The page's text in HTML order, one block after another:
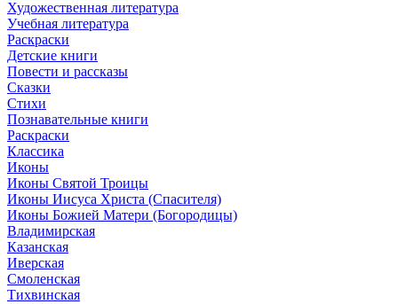
Художественная литература
Учебная литература
Раскраски
Детские книги
Повести и рассказы
Сказки
Стихи
Познавательные книги
Раскраски
Классика
Иконы
Иконы Святой Троицы
Иконы Иисуса Христа (Спасителя)
Иконы Божией Матери (Богородицы)
Владимирская
Казанская
Иверская
Смоленская
Тихвинская